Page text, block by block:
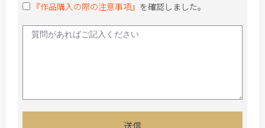
『作品購入の際の注意事項』 を確認しました。
送信